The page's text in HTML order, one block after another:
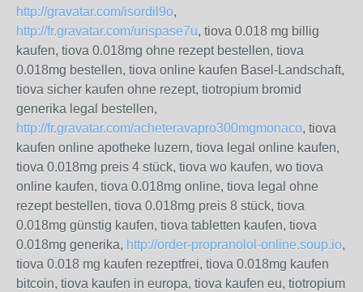
http://gravatar.com/isordil9o,
http://fr.gravatar.com/urispase7u, tiova 0.018 mg billig
kaufen, tiova 0.018mg ohne rezept bestellen, tiova
0.018mg bestellen, tiova online kaufen Basel-Landschaft,
tiova sicher kaufen ohne rezept, tiotropium bromid
generika legal bestellen,
http://fr.gravatar.com/acheteravapro300mgmonaco, tiova
kaufen online apotheke luzern, tiova legal online kaufen,
tiova 0.018mg preis 4 stück, tiova wo kaufen, wo tiova
online kaufen, tiova 0.018mg online, tiova legal ohne
rezept bestellen, tiova 0.018mg preis 8 stück, tiova
0.018mg günstig kaufen, tiova tabletten kaufen, tiova
0.018mg generika, http://order-propranolol-online.soup.io,
tiova 0.018 mg kaufen rezeptfrei, tiova 0.018mg kaufen
bitcoin, tiova kaufen in europa, tiova kaufen eu, tiotropium